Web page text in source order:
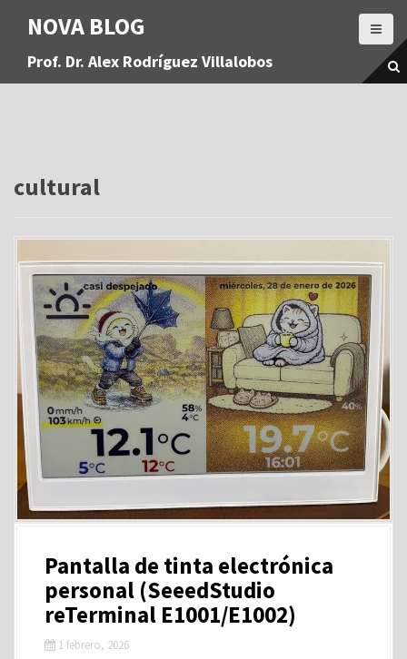
a
NOVA BLOG
Prof. Dr. Alex Rodríguez Villalobos
cultural
Pantalla de tinta electrónica
personal (SeeedStudio
reTerminal E1001/E1002)
1 febrero, 2026